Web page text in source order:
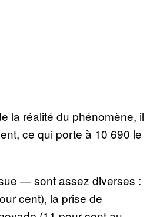
la réalité du phénomène, il
ce qui porte à 10 690 le
— sont assez diverses :
cent), la prise de